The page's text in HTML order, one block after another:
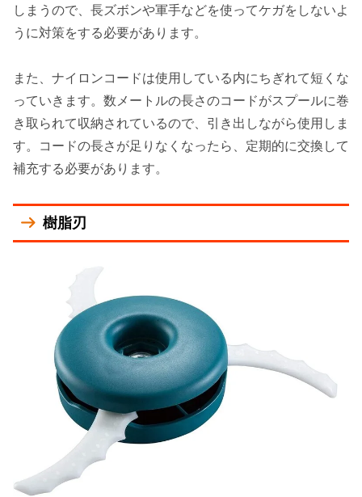
しまうので、長ズボンや軍手などを使ってケガをしないよ
うに対策をする必要があります。
また、ナイロンコードは使用している内にちぎれて短くな
っていきます。数メートルの長さのコードがスプールに巻
き取られて収納されているので、引き出しながら使用しま
す。コードの長さが足りなくなったら、定期的に交換して
補充する必要があります。
樹脂刃